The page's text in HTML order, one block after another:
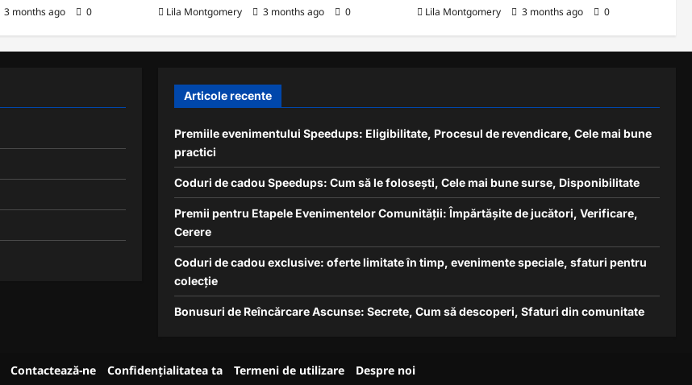
3 months ago 0 Lila Montgomery 3 months ago 0 Lila Montgomery 3 months ago 0
Articole recente
Premiile evenimentului Speedups: Eligibilitate, Procesul de revendicare, Cele mai bune
practici
Coduri de cadou Speedups: Cum să le folosești, Cele mai bune surse, Disponibilitate
Premii pentru Etapele Evenimentelor Comunității: Împărtășite de jucători, Verificare,
Cerere
Coduri de cadou exclusive: oferte limitate în timp, evenimente speciale, sfaturi pentru
colecție
Bonusuri de Reîncărcare Ascunse: Secrete, Cum să descoperi, Sfaturi din comunitate
Contactează-ne Confidențialitatea ta Termeni de utilizare Despre noi